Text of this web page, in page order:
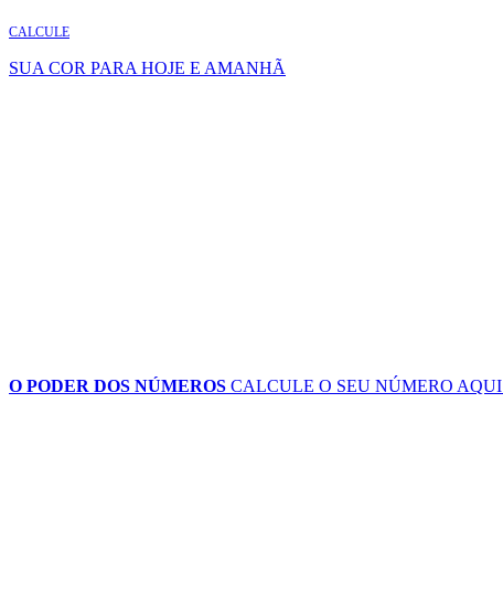
CALCULE
SUA COR PARA HOJE E AMANHÃ
O PODER DOS NÚMEROS CALCULE O SEU NÚMERO AQUI